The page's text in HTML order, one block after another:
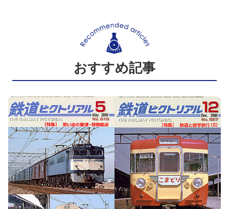
おすすめ記事